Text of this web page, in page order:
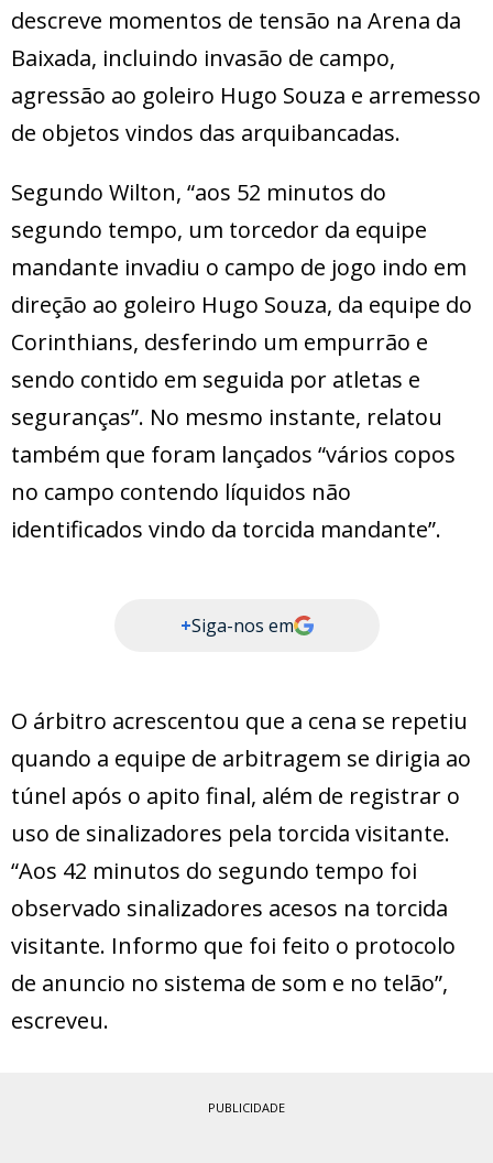
descreve momentos de tensão na Arena da
Baixada, incluindo invasão de campo,
agressão ao goleiro Hugo Souza e arremesso
de objetos vindos das arquibancadas.
Segundo Wilton, “aos 52 minutos do
segundo tempo, um torcedor da equipe
mandante invadiu o campo de jogo indo em
direção ao goleiro Hugo Souza, da equipe do
Corinthians, desferindo um empurrão e
sendo contido em seguida por atletas e
seguranças”. No mesmo instante, relatou
também que foram lançados “vários copos
no campo contendo líquidos não
identificados vindo da torcida mandante”.
+Siga-nos em
O árbitro acrescentou que a cena se repetiu
quando a equipe de arbitragem se dirigia ao
túnel após o apito final, além de registrar o
uso de sinalizadores pela torcida visitante.
“Aos 42 minutos do segundo tempo foi
observado sinalizadores acesos na torcida
visitante. Informo que foi feito o protocolo
de anuncio no sistema de som e no telão”,
escreveu.
PUBLICIDADE